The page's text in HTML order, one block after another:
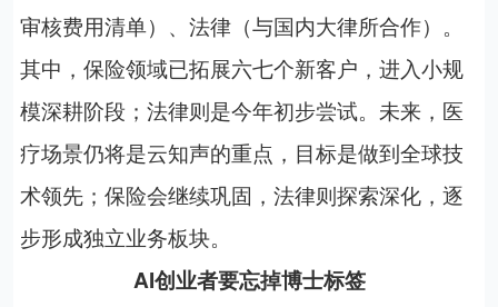
审核费用清单）、法律（与国内大律所合作）。
其中，保险领域已拓展六七个新客户，进入小规
模深耕阶段；法律则是今年初步尝试。未来，医
疗场景仍将是云知声的重点，目标是做到全球技
术领先；保险会继续巩固，法律则探索深化，逐
步形成独立业务板块。
AI创业者要忘掉博士标签